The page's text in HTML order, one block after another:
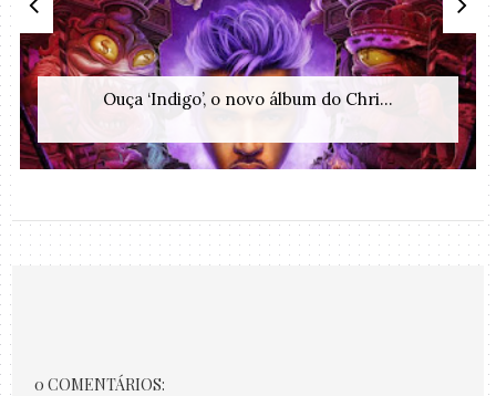
Ouça ‘Indigo’, o novo álbum do Chri...
0 COMENTÁRIOS: